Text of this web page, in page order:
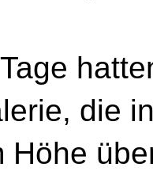
die
Höhe